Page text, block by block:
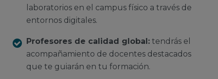
laboratorios en el campus físico a través de
entornos digitales.
Profesores de calidad global: tendrás el
acompañamiento de docentes destacados
que te guiarán en tu formación.